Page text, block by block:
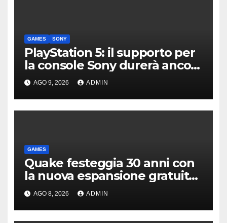
GAMES SONY
PlayStation 5: il supporto per
la console Sony durerà ancora
diversi anni?
AGO 9, 2026 ADMIN
GAMES
Quake festeggia 30 anni con
la nuova espansione gratuita
Dawn of The Machine
AGO 8, 2026 ADMIN